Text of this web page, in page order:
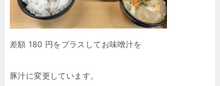
差額 180 円をプラスしてお味噌汁を
豚汁に変更しています。